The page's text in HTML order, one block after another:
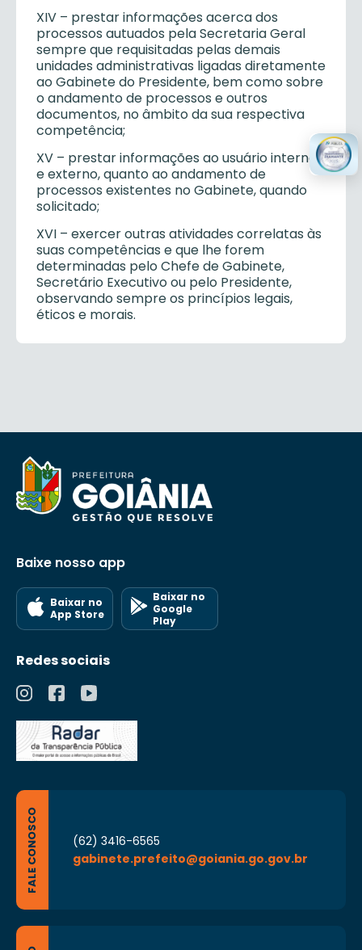
XIV – prestar informações acerca dos
processos autuados pela Secretaria Geral
sempre que requisitadas pelas demais
unidades administrativas ligadas diretamente
ao Gabinete do Presidente, bem como sobre
o andamento de processos e outros
documentos, no âmbito da sua respectiva
competência;
XV – prestar informações ao usuário interno
e externo, quanto ao andamento de
processos existentes no Gabinete, quando
solicitado;
XVI – exercer outras atividades correlatas às
suas competências e que lhe forem
determinadas pelo Chefe de Gabinete,
Secretário Executivo ou pelo Presidente,
observando sempre os princípios legais,
éticos e morais.
Baixe nosso app
Baixar no
App Store
Baixar no
Google
Play
Redes sociais
FALE CONOSCO
(62) 3416-6565
gabinete.prefeito@goiania.go.gov.br